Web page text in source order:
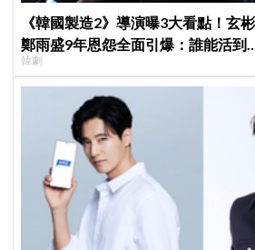
《韓國製造2》導演曝3大看點！玄彬
鄭雨盛9年恩怨全面引爆：誰能活到
後？
韓劇